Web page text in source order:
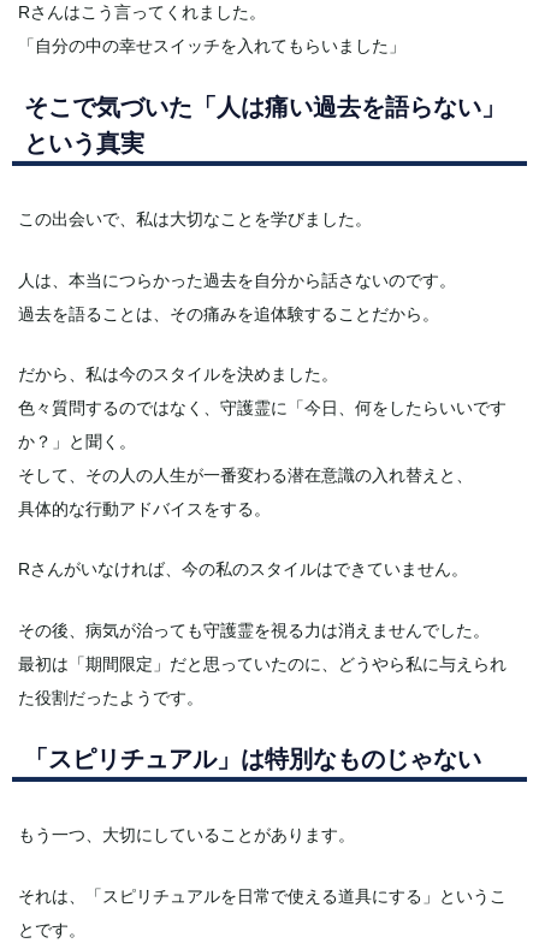
Rさんはこう言ってくれました。
「自分の中の幸せスイッチを入れてもらいました」
そこで気づいた「人は痛い過去を語らない」
という真実
この出会いで、私は大切なことを学びました。
人は、本当につらかった過去を自分から話さないのです。
過去を語ることは、その痛みを追体験することだから。
だから、私は今のスタイルを決めました。
色々質問するのではなく、守護霊に「今日、何をしたらいいです
か？」と聞く。
そして、その人の人生が一番変わる潜在意識の入れ替えと、
具体的な行動アドバイスをする。
Rさんがいなければ、今の私のスタイルはできていません。
その後、病気が治っても守護霊を視る力は消えませんでした。
最初は「期間限定」だと思っていたのに、どうやら私に与えられ
た役割だったようです。
「スピリチュアル」は特別なものじゃない
もう一つ、大切にしていることがあります。
それは、「スピリチュアルを日常で使える道具にする」というこ
とです。